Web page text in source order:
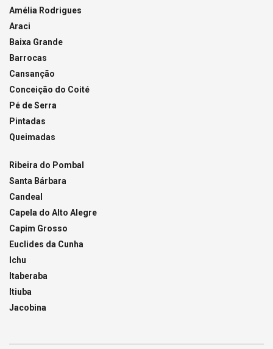
Amélia Rodrigues
Araci
Baixa Grande
Barrocas
Cansanção
Conceição do Coité
Pé de Serra
Pintadas
Queimadas
Ribeira do Pombal
Santa Bárbara
Candeal
Capela do Alto Alegre
Capim Grosso
Euclides da Cunha
Ichu
Itaberaba
Itiuba
Jacobina